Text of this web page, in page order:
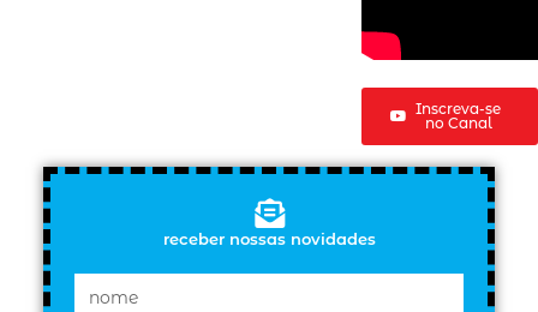
Inscreva-se
no Canal
receber nossas novidades